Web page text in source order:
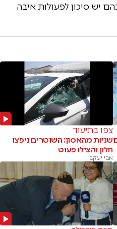
יש סיכון לפעולות איבה
צפו בתיעוד
שניות מהאסון: השוטרים ניפצו
חלון והצילו פעוט
אבי יעקב